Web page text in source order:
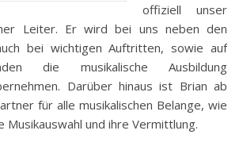
offiziell unser
Leiter. Er wird bei uns neben den
bei wichtigen Auftritten, sowie auf
die musikalische Ausbildung
Darüber hinaus ist Brian ab
für alle musikalischen Belange, wie
Musikauswahl und ihre Vermittlung.